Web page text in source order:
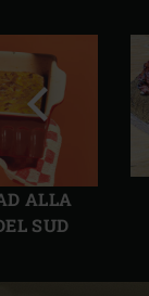
ALLA
SUD
Precedente